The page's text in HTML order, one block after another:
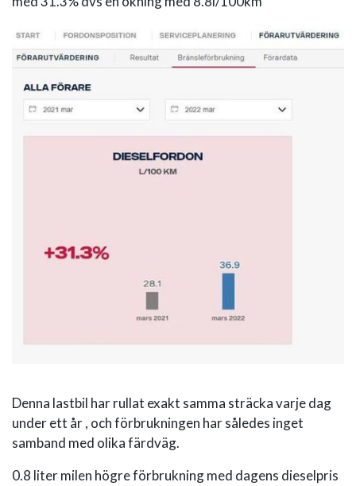
Denna lastbil har rullat exakt samma sträcka varje dag
under ett år , och förbrukningen har således inget
samband med olika färdväg.
0.8 liter milen högre förbrukning med dagens dieselpris